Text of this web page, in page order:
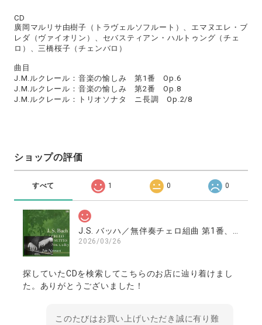
CD
廣岡マルリサ由樹子（トラヴェルソフルート）、エマヌエレ・ブ
レダ（ヴァイオリン）、セバスティアン・ハルトゥング（チェ
ロ）、三橋桜子（チェンバロ）
曲目
J.M.ルクレール：音楽の愉しみ 第1番 Op.6
J.M.ルクレール：音楽の愉しみ 第2番 Op.8
J.M.ルクレール：トリオソナタ ニ長調 Op.2/8
ショップの評価
すべて 1 0 0
J.S. バッハ／無伴奏チェロ組曲 第1番、第2番、第3番 ／南村潤（チェロ）
2026/03/26
探していたCDを検索してこちらのお店に辿り着けまし
た。ありがとうございました！
このたびはお買い上げいただき誠に有り難